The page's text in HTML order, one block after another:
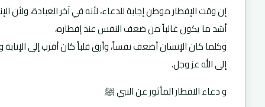
إن وقت الإفطار موطن إجابة للدعاء، لأنه في آخر العبادة، ولأن
أشد ما يكون غالباً من ضعف النفس عند إفطاره،
وكلما كان الإنسان أضعف نفساً، وأرق قلباً كان أقرب إلى الإنابة
إلى الله عز وجل.
و دعاء الافطار المأثور عن النبي ﷺ